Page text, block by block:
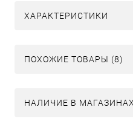
ХАРАКТЕРИСТИКИ
ПОХОЖИЕ ТОВАРЫ (8)
НАЛИЧИЕ В МАГАЗИНАХ